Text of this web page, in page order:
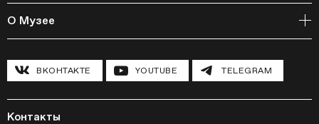
Мастерские
Полевые исследования
Инклюзивные программы
Конференции
Программа «Новые медиа»
Кинопрограмма
Курсы
Циклы лекций
О Музее
Павильон «Шестигранник»
Хроника Музея «Гараж»
Новости
Пресса
ВКОНТАКТЕ YOUTUBE TELEGRAM
Контакты